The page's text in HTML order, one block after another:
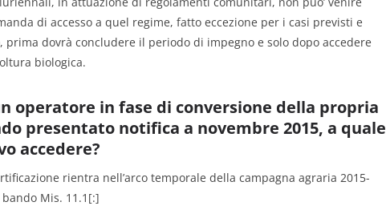
di accesso a quel regime, fatto eccezione per i casi previsti e
dovrà concludere il periodo di impegno e solo dopo accedere
biologica.
operatore in fase di conversione della propria
presentato notifica a novembre 2015, a quale
accedere?
rientra nell’arco temporale della campagna agraria 2015-
Mis. 11.1[:]